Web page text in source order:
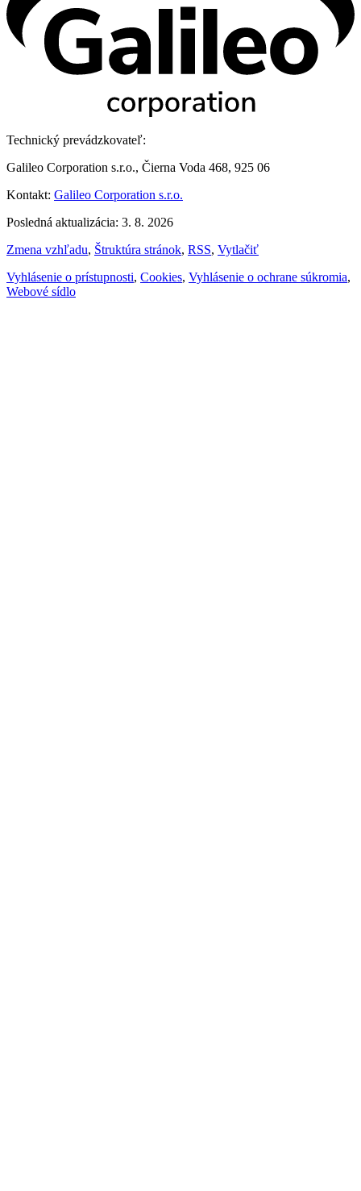
Technický prevádzkovateľ:
Galileo Corporation s.r.o., Čierna Voda 468, 925 06
Kontakt: Galileo Corporation s.r.o.
Posledná aktualizácia: 3. 8. 2026
Zmena vzhľadu, Štruktúra stránok, RSS, Vytlačiť
Vyhlásenie o prístupnosti, Cookies, Vyhlásenie o ochrane súkromia,
Webové sídlo